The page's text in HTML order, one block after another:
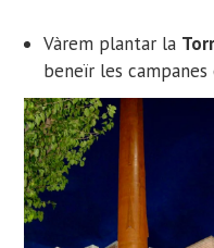
Vàrem plantar la
beneïr les